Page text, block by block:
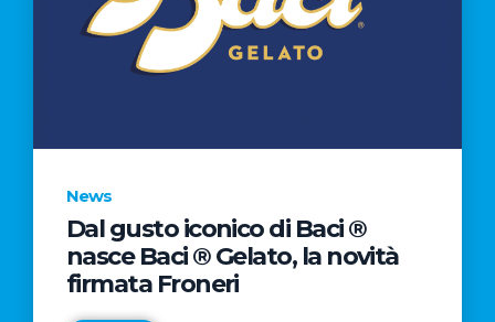
News
Dal gusto iconico di Baci ®
nasce Baci ® Gelato, la novità
firmata Froneri